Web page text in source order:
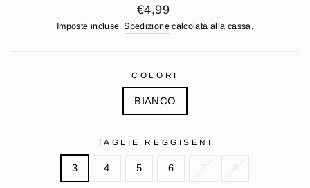
Prezzo
di
€4,99
Imposte incluse.Spedizionecalcolata alla cassa.
COLORI
BIANCO
TAGLIE REGGISENI
3 4 5 6 7 8